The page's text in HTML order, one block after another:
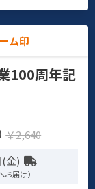
ム印
100周年記
￥2,640
金)
届け）